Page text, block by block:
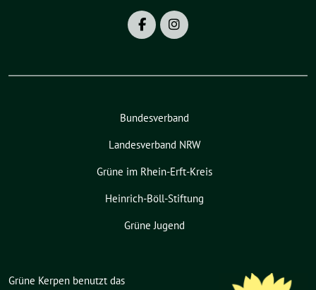
Bundesverband
Landesverband NRW
Grüne im Rhein-Erft-Kreis
Heinrich-Böll-Stiftung
Grüne Jugend
Grüne Kerpen benutzt das